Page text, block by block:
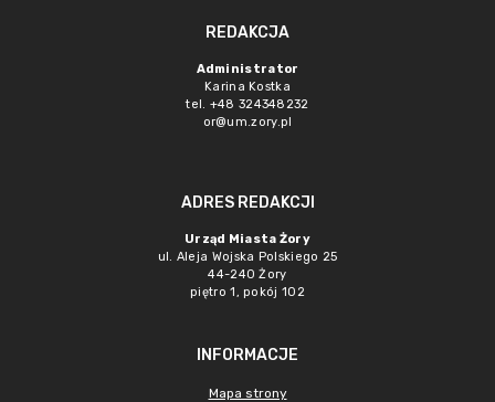
REDAKCJA
Administrator
Karina Kostka
tel. +48 324348232
or@um.zory.pl
ADRES REDAKCJI
Urząd Miasta Żory
ul. Aleja Wojska Polskiego 25
44-240 Żory
piętro 1, pokój 102
INFORMACJE
Mapa strony